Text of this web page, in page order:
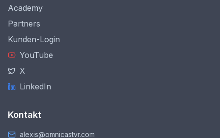
Academy
Partners
Kunden-Login
YouTube
X
LinkedIn
Kontakt
alexis@omnicastvr.com